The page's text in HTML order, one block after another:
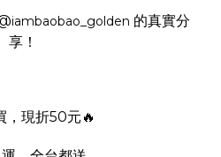
iambaobao_golden 的真實分
享！
，現折50元🔥